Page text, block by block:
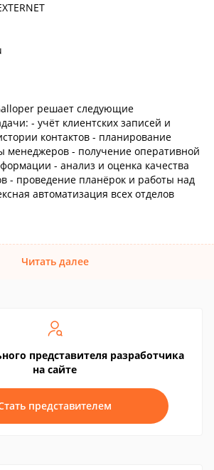
решает следующие
- учёт клиентских записей и
контактов - планирование
менеджеров - получение оперативной
- анализ и оценка качества
- проведение планёрок и работы над
автоматизация всех отделов
Читать далее
представителя разработчика
на сайте
представителем